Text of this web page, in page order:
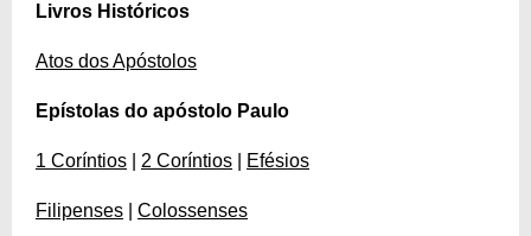
Livros Históricos
Atos dos Apóstolos
Epístolas do apóstolo Paulo
1 Coríntios 2 Coríntios Efésios
Filipenses Colossenses